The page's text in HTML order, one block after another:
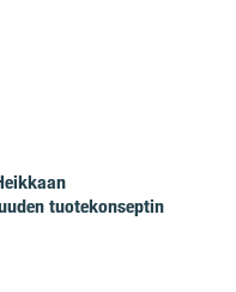
tuotekonseptin